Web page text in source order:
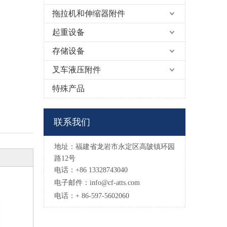
拖拉机和伸缩器附件
起重设备
存储设备
叉车液压附件
特殊产品
联系我们
地址：福建省龙岩市永定区高陂镇环园
路12号
电话：+86 13328743040
电子邮件： info@cf-atts.com
电话：+ 86-597-5602060